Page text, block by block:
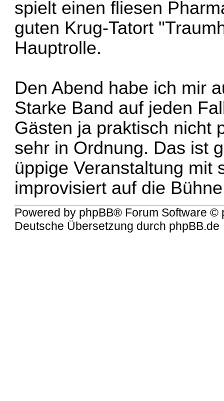
spielt einen fliesen
guten Krug-Tatort
Hauptrolle.
Den Abend habe ich mir
Starke Band auf jeden
Gästen ja praktisch nicht
sehr in Ordnung. Das ist
üppige Veranstaltung mit
improvisiert auf die
Powered by phpBB® Forum Software ©
Deutsche Übersetzung durch phpBB.de